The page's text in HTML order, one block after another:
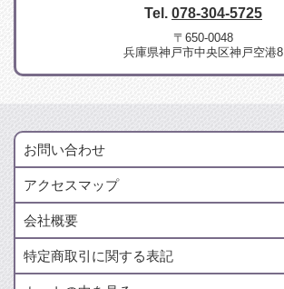
Tel. 078-304-5725
〒650-0048
兵庫県神戸市中央区神戸空港8
お問い合わせ
アクセスマップ
会社概要
特定商取引に関する表記